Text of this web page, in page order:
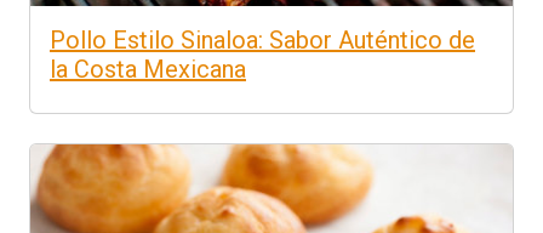
Pollo Estilo Sinaloa: Sabor Auténtico de
la Costa Mexicana